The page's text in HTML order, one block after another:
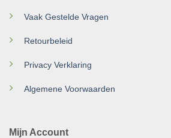
Vaak Gestelde Vragen
Retourbeleid
Privacy Verklaring
Algemene Voorwaarden
Mijn Account